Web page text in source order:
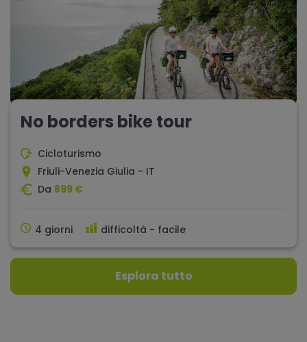
No borders bike tour
Cicloturismo
Friuli-Venezia Giulia - IT
Da 899 €
4 giorni difficoltà - facile
Esplora tutto